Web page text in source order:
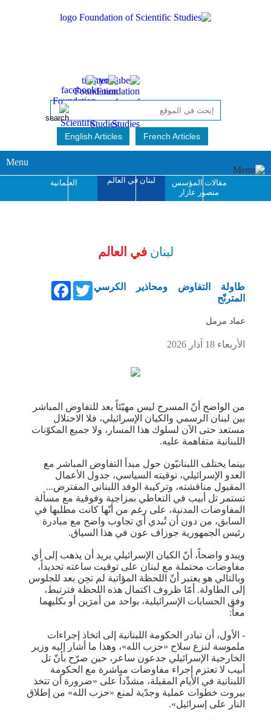
English Articles French Articles
Menu
مقالات المؤسس
منصور عازار
لبنان في العالم العلمانية
لبنان في العالم
FacebookTwitter طاولة التفاوض ومحاذير الكرسي
المترنّح
عماد مرمل
الأربعاء 18 آذار 2026
من الواضح أنّ المسرح ليس مهيّئاً بعد للتفاوض المباشر
بين لبنان الرسمي والكيان الإسرائيلي، فلا الاحتلال
مستعد حتى الآن لسلوك هذا المسار، ولا جميع المكوّنات
اللبنانية متفاهمة عليه.
بينما يختلف اللبنانيّون حول مبدأ التفاوض المباشر مع
العدو الإسرائيلي، توقيته السياسي، جدول الأعمال
المقبول مناقشته، وتركيبة الوفد اللبناني المفترض...
تستمر تل أبيب في التعاطي بمزاجية وفوقية مع مسألة
المفاوضات المدنية، على رغم من أنّها كانت مطلبها في
السابق، من دون أن تُبدي أي تجاوب واضح مع مبادرة
رئيس الجمهورية جوزاف عون في هذا السياق.
ويبدو واضحاً، أنّ الكيان الإسرائيلي يريد أن يذهب إلى أي
مفاوضات محتملة مع لبنان على توقيت ساعته تحديداً،
وبالتالي هو يعتبر أنّ اللحظة المؤاتية لم تحِن بعد للجلوس
إلى الطاولة. أمّا ظروف اكتمال هذه اللحظة فترتبط،
وفق الحسابات الإسرائيلية، بواحد من أمرَين أو بكليهما
معاً:
- الأول، أن تبادر الحكومة اللبنانية إلى اتخاذ إجراءات
ملموسة لنزع سلاح «حزب الله»، وهذا ما أشار إليه وزير
الخارجية الإسرائيلي جدعون ساعر، حين صرّح بأنّ تل
أبيب لا تعتزم إجراء مفاوضات مباشرة مع الحكومة
اللبنانية في الأيام المقبلة، مشدِّداً على «ضرورة أن تتخذ
بيروت خطوات عملية وجدّية لمنع «حزب الله» من إطلاق
النار على إسرائيل».